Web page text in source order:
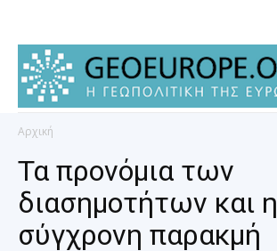
Αρχική
Τα προνόμια των
διασημοτήτων και η
σύγχρονη παρακμή